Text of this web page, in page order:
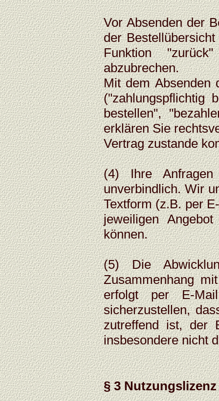
Vor Absenden der
der
Funktion
abzubrechen.
Mit dem Absenden
("zahlungspflichtig
bestellen",
erklären Sie
Vertrag zustande
(4) Ihre
unverbindlich. Wir
Textform (z.B. per
jeweiligen
können.
(5) Die
Zusammenhang
erfolgt per E-
sicherzustellen,
zutreffend ist, der
insbesondere nicht
§ 3